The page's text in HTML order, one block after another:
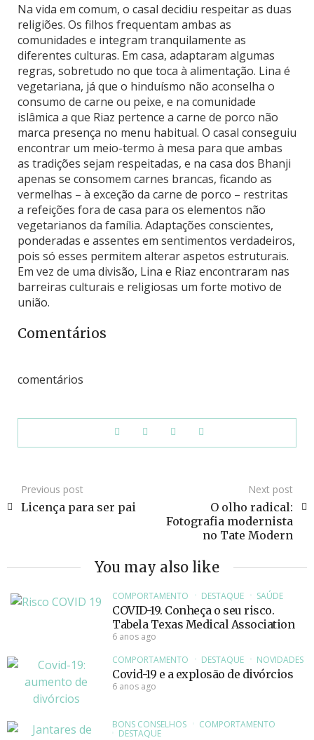
Na vida em comum, o casal decidiu respeitar as duas
religiões. Os filhos frequentam ambas as
comunidades e integram tranquilamente as
diferentes culturas. Em casa, adaptaram algumas
regras, sobretudo no que toca à alimentação. Lina é
vegetariana, já que o hinduísmo não aconselha o
consumo de carne ou peixe, e na comunidade
islâmica a que Riaz pertence a carne de porco não
marca presença no menu habitual. O casal conseguiu
encontrar um meio-termo à mesa para que ambas
as tradições sejam respeitadas, e na casa dos Bhanji
apenas se consomem carnes brancas, ficando as
vermelhas – à exceção da carne de porco – restritas
a refeições fora de casa para os elementos não
vegetarianos da família. Adaptações conscientes,
ponderadas e assentes em sentimentos verdadeiros,
pois só esses permitem alterar aspetos estruturais.
Em vez de uma divisão, Lina e Riaz encontraram nas
barreiras culturais e religiosas um forte motivo de
união.
Comentários
comentários
Previous post
Licença para ser pai
Next post
O olho radical:
Fotografia modernista
no Tate Modern
You may also like
COMPORTAMENTO DESTAQUE SAÚDE
COVID-19. Conheça o seu risco.
Tabela Texas Medical Association
6 anos ago
COMPORTAMENTO
DESTAQUE NOVIDADES
Covid-19 e a explosão de divórcios
6 anos ago
BONS CONSELHOS COMPORTAMENTO
DESTAQUE